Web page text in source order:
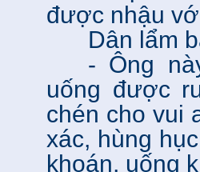
được nhậu
Dân lẩm
- Ông
uống được
chén cho vui
xác, hùng
khoán, uống